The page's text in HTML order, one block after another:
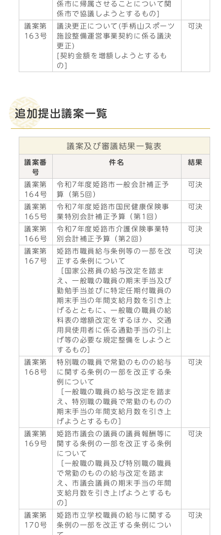
係市に帰属させることについて関
係市で協議しようとするもの]
議案第
163号
議決更正について(手柄山スポーツ
施設整備運営事業契約に係る議決
更正)
[契約金額を増額しようとするも
の]
可決
追加提出議案一覧
議案及び審議結果一覧表
議案番
号
件名 結果
議案第
164号
令和7年度姫路市一般会計補正予
算（第5回）
可決
議案第
165号
令和7年度姫路市国民健康保険事
業特別会計補正予算（第1回）
可決
議案第
166号
令和7年度姫路市介護保険事業特
別会計補正予算（第2回）
可決
議案第
167号
姫路市職員給与条例等の一部を改
正する条例について
［国家公務員の給与改定を踏ま
え、一般職の職員の期末手当及び
勤勉手当並びに特定任期付職員の
期末手当の年間支給月数を引き上
げるとともに、一般職の職員の給
料表の増額改定をするほか、交通
用具使用者に係る通勤手当の引上
げ等の必要な規定整備をしようと
するもの］
可決
議案第
168号
特別職の職員で常勤のものの給与
に関する条例の一部を改正する条
例について
［一般職の職員の給与改定を踏ま
え、特別職の職員で常勤のものの
期末手当の年間支給月数を引き上
げようとするもの］
可決
議案第
169号
姫路市議会の議員の議員報酬等に
関する条例の一部を改正する条例
について
［一般職の職員及び特別職の職員
で常勤のものの給与改定を踏ま
え、市議会議員の期末手当の年間
支給月数を引き上げようとするも
の］
可決
議案第
170号
姫路市立学校職員の給与に関する
条例の一部を改正する条例につい
可決